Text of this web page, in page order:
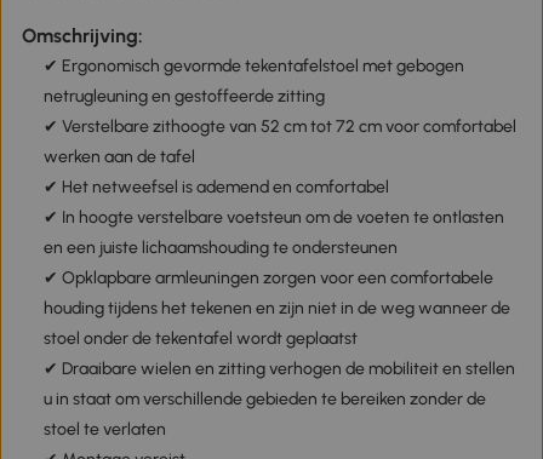
Omschrijving:
✔ Ergonomisch gevormde tekentafelstoel met gebogen
netrugleuning en gestoffeerde zitting
✔ Verstelbare zithoogte van 52 cm tot 72 cm voor comfortabel
werken aan de tafel
✔ Het netweefsel is ademend en comfortabel
✔ In hoogte verstelbare voetsteun om de voeten te ontlasten
en een juiste lichaamshouding te ondersteunen
✔ Opklapbare armleuningen zorgen voor een comfortabele
houding tijdens het tekenen en zijn niet in de weg wanneer de
stoel onder de tekentafel wordt geplaatst
✔ Draaibare wielen en zitting verhogen de mobiliteit en stellen
u in staat om verschillende gebieden te bereiken zonder de
stoel te verlaten